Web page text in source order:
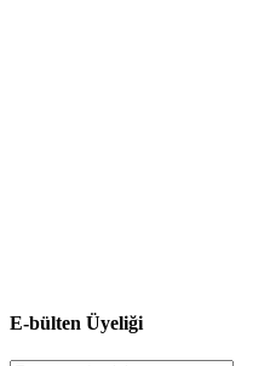
E-bülten Üyeliği